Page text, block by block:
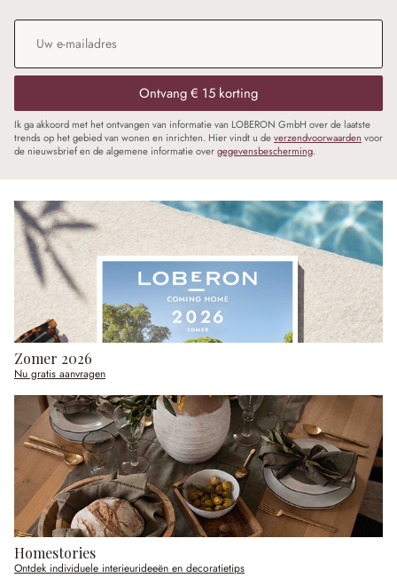
E-mailadres
Ontvang € 15 korting
Ik ga akkoord met het ontvangen van informatie van LOBERON GmbH over de laatste
trends op het gebied van wonen en inrichten. Hier vindt u deverzendvoorwaarden voor
de nieuwsbrief en de algemene informatie overgegevensbescherming.
Zomer 2026
Nu gratis aanvragen
Homestories
Ontdek individuele interieurideeën en decoratietips